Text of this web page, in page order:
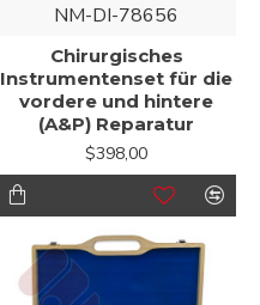
NM-DI-78656
Chirurgisches
Instrumentenset für die
vordere und hintere
(A&P) Reparatur
$398,00